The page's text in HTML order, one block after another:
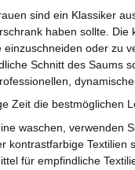
sind ein Klassiker
haben sollte.
oder zu
Schnitt des Saums
Zeit die bestmöglichen
waschen, verwenden
kontrastfarbige Textilien
für empfindliche